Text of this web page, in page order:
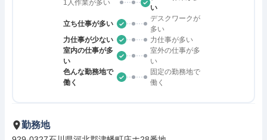
1人作業が多い
い
立ち仕事が多い
デスクワークが
多い
力仕事が少ない
力仕事が多い
室内の仕事が多
い
室外の仕事が多
い
色んな勤務地で
働く
固定の勤務地で
働く
勤務地